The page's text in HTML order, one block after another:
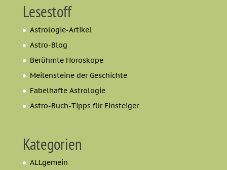
Lesestoff
Astrologie-Artikel
Astro-Blog
Berühmte Horoskope
Meilensteine der Geschichte
Fabelhafte Astrologie
Astro-Buch-Tipps für Einsteiger
Kategorien
ALLgemein